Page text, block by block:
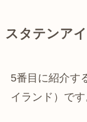
スタテンア
5番目に紹介す
イランド）です